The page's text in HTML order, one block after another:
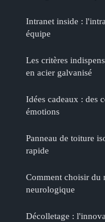
Intranet inside :
équipe
Les critères
en acier galvanisé
Idées cadeaux : des
émotions
Panneau de toiture
rapide
Comment choisir du
neurologique
Décolletage :